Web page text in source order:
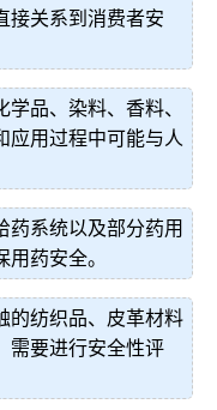
接关系到消费者安
品、染料、香料、
应用过程中可能与人
药系统以及部分药用
药安全。
的纺织品、皮革材料
需要进行安全性评